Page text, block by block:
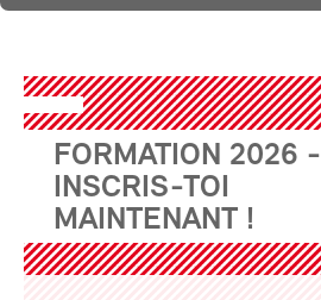
FORMATION 2026 -
INSCRIS-TOI
MAINTENANT !